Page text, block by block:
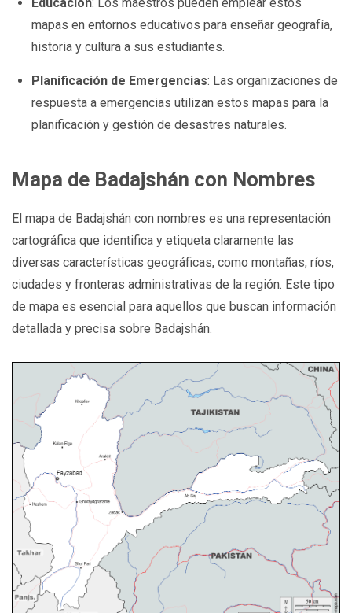
mapas en entornos educativos para enseñar geografía,
historia y cultura a sus estudiantes.
Planificación de Emergencias: Las organizaciones de
respuesta a emergencias utilizan estos mapas para la
planificación y gestión de desastres naturales.
Mapa de Badajshán con Nombres
El mapa de Badajshán con nombres es una representación
cartográfica que identifica y etiqueta claramente las
diversas características geográficas, como montañas, ríos,
ciudades y fronteras administrativas de la región. Este tipo
de mapa es esencial para aquellos que buscan información
detallada y precisa sobre Badajshán.